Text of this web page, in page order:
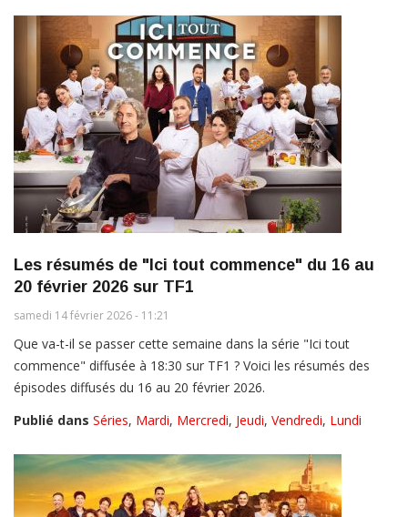
Les résumés de "Ici tout commence" du 16 au
20 février 2026 sur TF1
samedi 14 février 2026 - 11:21
Que va-t-il se passer cette semaine dans la série "Ici tout
commence" diffusée à 18:30 sur TF1 ? Voici les résumés des
épisodes diffusés du 16 au 20 février 2026.
Publié dans Séries, Mardi, Mercredi, Jeudi, Vendredi, Lundi